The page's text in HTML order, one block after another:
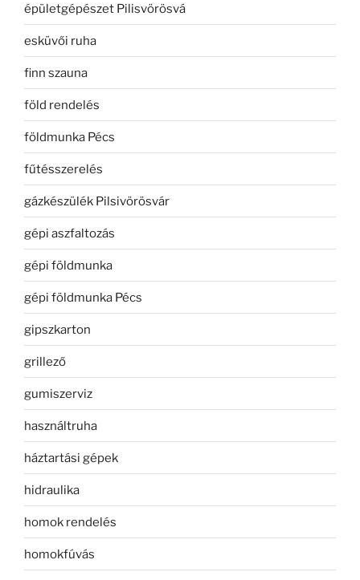
épületgépészet Pilisvörösvá
esküvői ruha
finn szauna
föld rendelés
földmunka Pécs
fűtésszerelés
gázkészülék Pilsivörösvár
gépi aszfaltozás
gépi földmunka
gépi földmunka Pécs
gipszkarton
grillező
gumiszerviz
használtruha
háztartási gépek
hidraulika
homok rendelés
homokfúvás